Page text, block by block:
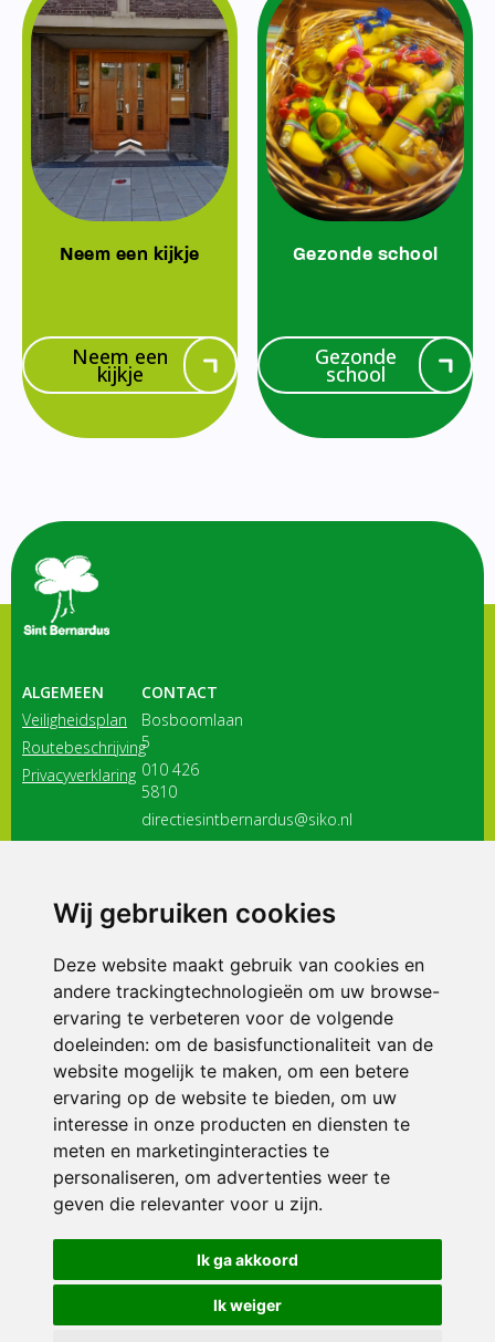
Wij gebruiken cookies
Deze website maakt gebruik van cookies en
andere trackingtechnologieën om uw browse-
ervaring te verbeteren voor de volgende
doeleinden: om de basisfunctionaliteit van de
website mogelijk te maken, om een betere
ervaring op de website te bieden, om uw
interesse in onze producten en diensten te
meten en marketinginteracties te
personaliseren, om advertenties weer te
geven die relevanter voor u zijn.
Ik ga akkoord
Ik weiger
Neem een kijkje
Neem een
kijkje
Gezonde school
Gezonde
school
ALGEMEEN
Veiligheidsplan
Routebeschrijving
Privacyverklaring
CONTACT
Bosboomlaan
5
010 426
5810
directiesintbernardus@siko.nl
3116 JB
ONDERDEEL VAN
© 2026 Sint Bernardus | Alle rechten voorbehouden
Privacy policy|Disclaimer| Klachtenregeling|RSIN en Anbi
voorkeuren
Crealisatie The MindOffice